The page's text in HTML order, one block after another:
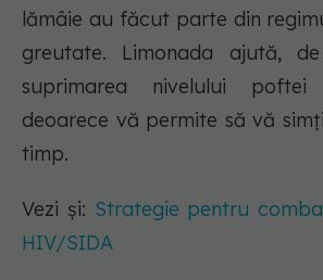
lămâie au făcut parte din
greutate. Limonada ajută,
suprimarea nivelului
deoarece vă permite să vă
timp.
Vezi și: Strategie pentru
HIV/SIDA